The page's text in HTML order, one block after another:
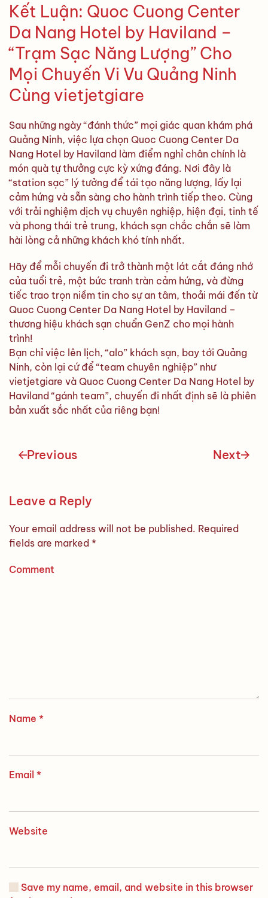
Kết Luận: Quoc Cuong Center
Da Nang Hotel by Haviland –
“Trạm Sạc Năng Lượng” Cho
Mọi Chuyến Vi Vu Quảng Ninh
Cùng vietjetgiare
Sau những ngày “đánh thức” mọi giác quan khám phá
Quảng Ninh, việc lựa chọn Quoc Cuong Center Da
Nang Hotel by Haviland làm điểm nghỉ chân chính là
món quà tự thưởng cực kỳ xứng đáng. Nơi đây là
“station sạc” lý tưởng để tái tạo năng lượng, lấy lại
cảm hứng và sẵn sàng cho hành trình tiếp theo. Cùng
với trải nghiệm dịch vụ chuyên nghiệp, hiện đại, tinh tế
và phong thái trẻ trung, khách sạn chắc chắn sẽ làm
hài lòng cả những khách khó tính nhất.
Hãy để mỗi chuyến đi trở thành một lát cắt đáng nhớ
của tuổi trẻ, một bức tranh tràn cảm hứng, và đừng
tiếc trao trọn niềm tin cho sự an tâm, thoải mái đến từ
Quoc Cuong Center Da Nang Hotel by Haviland –
thương hiệu khách sạn chuẩn GenZ cho mọi hành
trình!
Bạn chỉ việc lên lịch, “alo” khách sạn, bay tới Quảng
Ninh, còn lại cứ để “team chuyên nghiệp” như
vietjetgiare và Quoc Cuong Center Da Nang Hotel by
Haviland “gánh team”, chuyến đi nhất định sẽ là phiên
bản xuất sắc nhất của riêng bạn!
Previous Next
Leave a Reply
Your email address will not be published. Required
fields are marked *
Comment
Name *
Email *
Website
Save my name, email, and website in this browser